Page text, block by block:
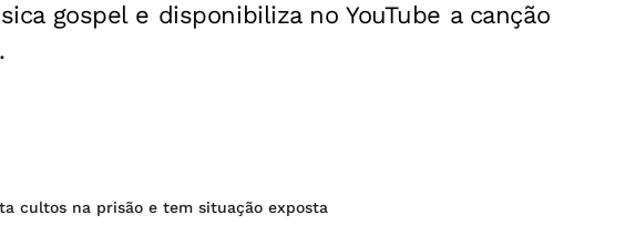
gospel e disponibiliza no YouTube a canção
cultos na prisão e tem situação exposta